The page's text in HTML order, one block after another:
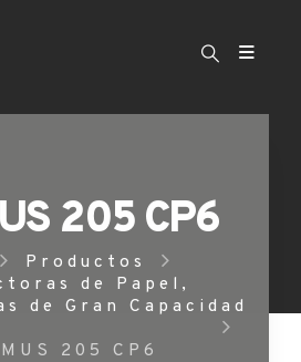
205 CP6
Productos
de Papel ,
de Gran Capacidad
205 CP6